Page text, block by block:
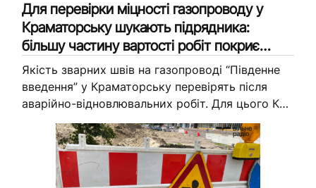
Для перевірки міцності газопроводу у
Краматорську шукають підрядника:
більшу частину вартості робіт покриє
ЮНІСЕФ
Якість зварних швів на газопроводі “Південне
введення” у Краматорську перевірять після
аварійно-відновлювальних робіт. Для цього КП
“Міст” шукає підрядника, який проведе
радіографічний та механічний контроль
з’єднань. На закупівлю цих послуг...